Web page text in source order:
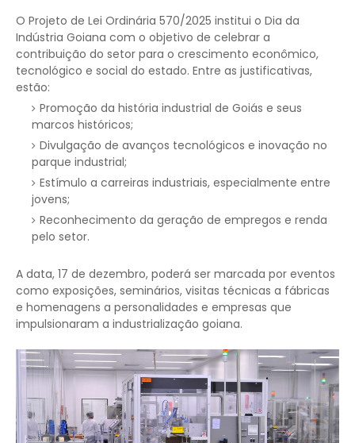
O Projeto de Lei Ordinária 570/2025 institui o Dia da
Indústria Goiana com o objetivo de celebrar a
contribuição do setor para o crescimento econômico,
tecnológico e social do estado. Entre as justificativas,
estão:
Promoção da história industrial de Goiás e seus
marcos históricos;
Divulgação de avanços tecnológicos e inovação no
parque industrial;
Estímulo a carreiras industriais, especialmente entre
jovens;
Reconhecimento da geração de empregos e renda
pelo setor.
A data, 17 de dezembro, poderá ser marcada por eventos
como exposições, seminários, visitas técnicas a fábricas
e homenagens a personalidades e empresas que
impulsionaram a industrialização goiana.